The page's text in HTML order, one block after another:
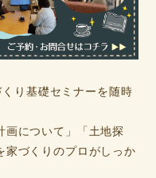
り基礎セミナーを随時
画について」「土地探
家づくりのプロがしっか